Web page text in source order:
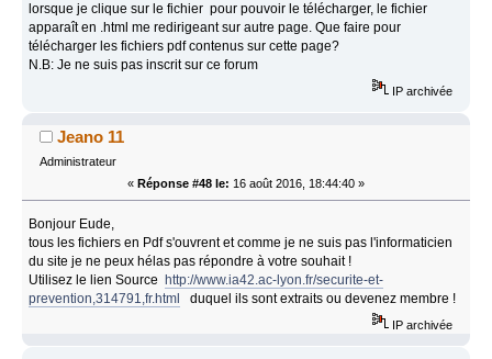
lorsque je clique sur le fichier pour pouvoir le télécharger, le fichier
apparaît en .html me redirigeant sur autre page. Que faire pour
télécharger les fichiers pdf contenus sur cette page?
N.B: Je ne suis pas inscrit sur ce forum
IP archivée
Jeano 11
Administrateur
« Réponse #48 le: 16 août 2016, 18:44:40 »
Bonjour Eude,
tous les fichiers en Pdf s'ouvrent et comme je ne suis pas l'informaticien
du site je ne peux hélas pas répondre à votre souhait !
Utilisez le lien Sourcehttp://www.ia42.ac-lyon.fr/securite-et-
prevention,314791,fr.html duquel ils sont extraits ou devenez membre !
IP archivée